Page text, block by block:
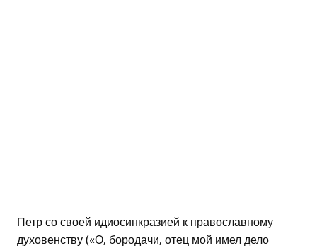
Петр со своей идиосинкразией к православному
духовенству («О, бородачи, отец мой имел дело